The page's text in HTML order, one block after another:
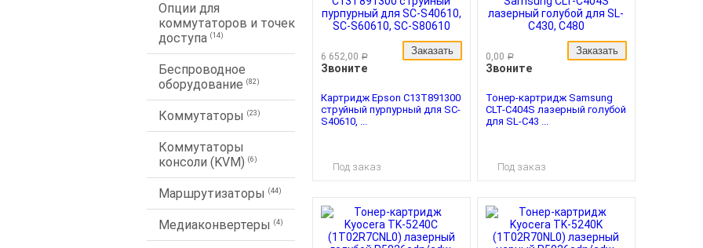
Опции для
коммутаторов и точек
доступа (14)
Беспроводное
оборудование (82)
Коммутаторы (23)
Коммутаторы
консоли (KVM) (6)
Маршрутизаторы (44)
Медиаконвертеры (4)
Заказать
6 652,00 руб.
Звоните
Картридж Epson C13T891300
струйный пурпурный для SC-
S40610, ...
Под заказ
Заказать
0,00 руб.
Звоните
Тонер-картридж Samsung
CLT-C404S лазерный голубой
для SL-C43 ...
Под заказ